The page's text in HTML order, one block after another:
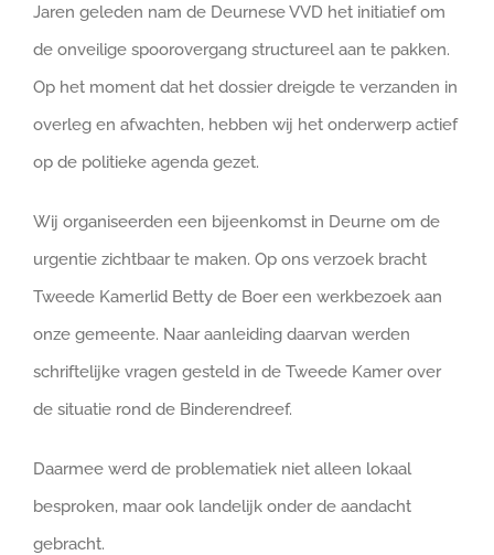
Jaren geleden nam de Deurnese VVD het initiatief om
de onveilige spoorovergang structureel aan te pakken.
Op het moment dat het dossier dreigde te verzanden in
overleg en afwachten, hebben wij het onderwerp actief
op de politieke agenda gezet.
Wij organiseerden een bijeenkomst in Deurne om de
urgentie zichtbaar te maken. Op ons verzoek bracht
Tweede Kamerlid Betty de Boer een werkbezoek aan
onze gemeente. Naar aanleiding daarvan werden
schriftelijke vragen gesteld in de Tweede Kamer over
de situatie rond de Binderendreef.
Daarmee werd de problematiek niet alleen lokaal
besproken, maar ook landelijk onder de aandacht
gebracht.